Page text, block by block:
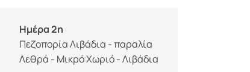
Ημέρα 2η
Πεζοπορία Λιβάδια - παραλία
Λεθρά - Μικρό Χωριό - Λιβάδια